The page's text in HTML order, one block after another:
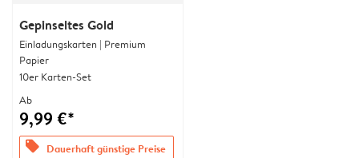
Gepinseltes Gold
Einladungskarten | Premium
Papier
10er Karten-Set
Ab
9,99 €*
offers Dauerhaft günstige Preise